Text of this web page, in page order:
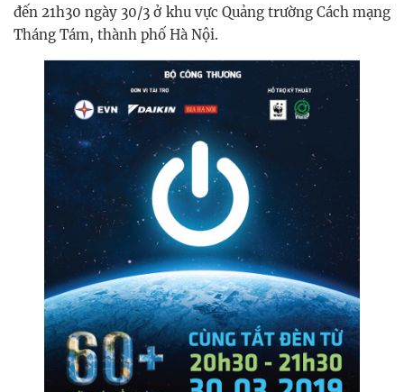
đến 21h30 ngày 30/3 ở khu vực Quảng trường Cách mạng
Tháng Tám, thành phố Hà Nội.